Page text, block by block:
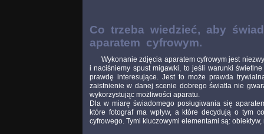
Co trzeba wiedzieć, aby
aparatem cyfrowym.
Wykonanie zdjęcia aparatem cyfrowym jest
i naciśniemy spust migawki, to jeśli warunki
prawdę interesujące. Jest to może prawda
zaistnienie w danej scenie dobrego światla nie
wykorzystując możliwości aparatu.
Dla w miarę świadomego posługiwania się
które fotograf ma wpływ, a które decydują o tym
cyfrowego. Tymi kluczowymi elementami są: